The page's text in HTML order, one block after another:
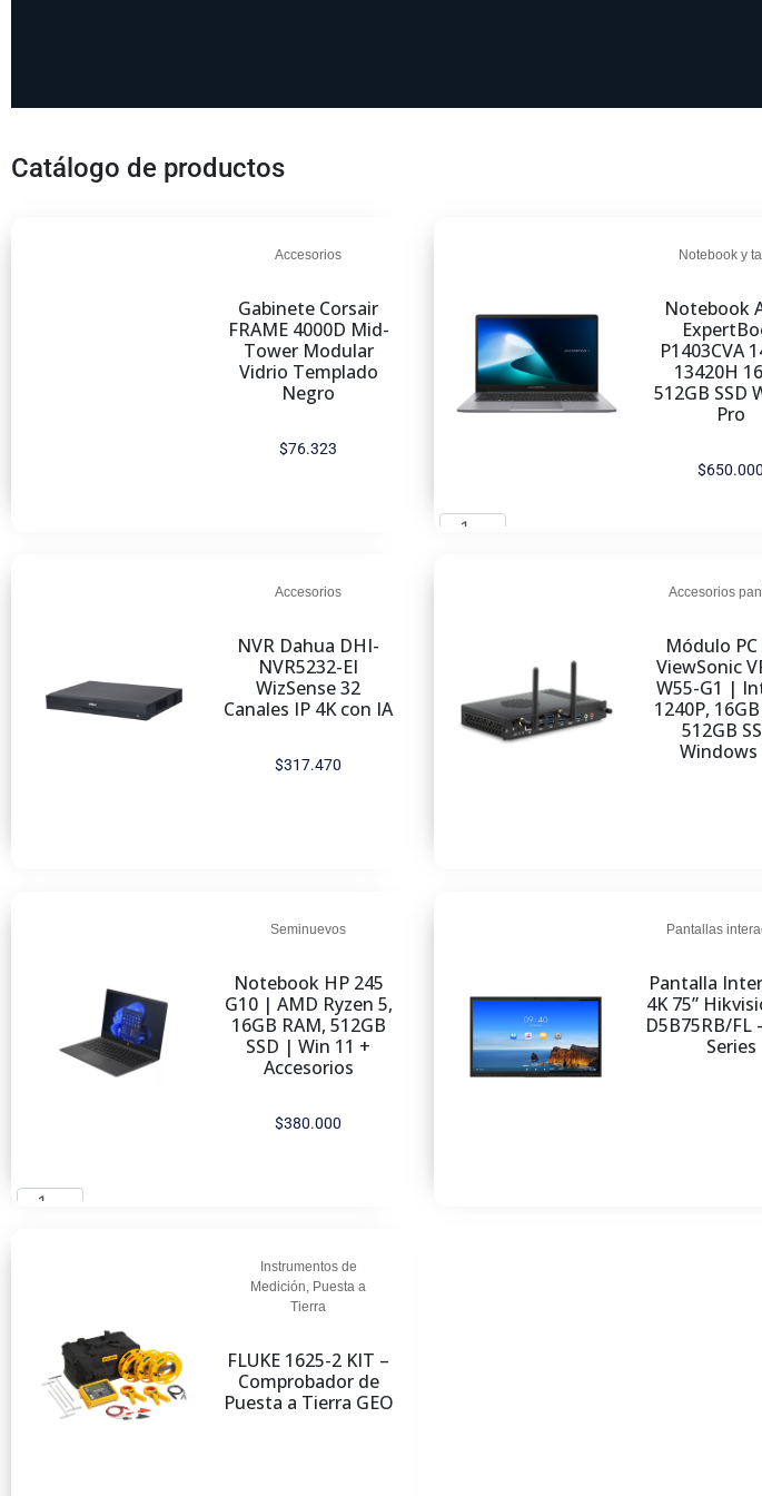
Catálogo de productos
Accesorios
Gabinete Corsair
FRAME 4000D Mid-
Tower Modular
Vidrio Templado
Negro
$76.323
Notebook y
Notebook
P1403CVA
13420H
512GB SSD
Pro
$650.000
Accesorios
NVR Dahua DHI-
NVR5232-EI
WizSense 32
Canales IP 4K con IA
$317.470
Accesorios
Módulo PC
ViewSonic
W55-G1 |
1240P,
512GB
Windows
Seminuevos
Notebook HP 245
G10 | AMD Ryzen 5,
16GB RAM, 512GB
SSD | Win 11 +
Accesorios
$380.000
Pantallas
Pantalla
4K 75”
D5B75RB/FL
Series
Instrumentos de
Medición, Puesta a
Tierra
FLUKE 1625-2 KIT –
Comprobador de
Puesta a Tierra GEO